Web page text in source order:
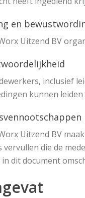
en
Uitzend BV
inclusief
kunnen
Uitzend BV
vervullen die de
dit document